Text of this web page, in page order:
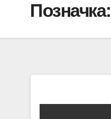
Позначка: